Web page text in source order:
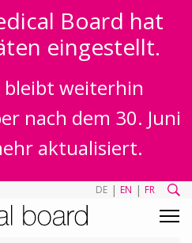
Board hat
eingestellt.
bleibt weiterhin
nach dem 30. Juni
aktualisiert.
DE | EN | FR